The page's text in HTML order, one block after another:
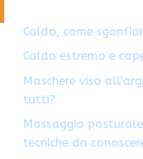
Caldo, come
Caldo estremo e
Maschere viso
tutti?
Massaggio
tecniche da